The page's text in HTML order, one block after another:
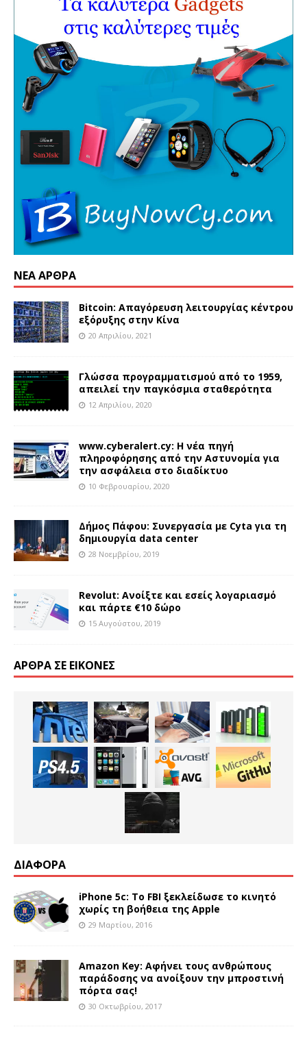
ΝΈΑ ΆΡΘΡΑ
Bitcoin: Απαγόρευση λειτουργίας κέντρου
εξόρυξης στην Κίνα
20 Απριλίου, 2021
Γλώσσα προγραμματισμού από το 1959,
απειλεί την παγκόσμια σταθερότητα
12 Απριλίου, 2020
www.cyberalert.cy: Η νέα πηγή
πληροφόρησης από την Αστυνομία για
την ασφάλεια στο διαδίκτυο
10 Φεβρουαρίου, 2020
Δήμος Πάφου: Συνεργασία με Cyta για τη
δημιουργία data center
28 Νοεμβρίου, 2019
Revolut: Ανοίξτε και εσείς λογαριασμό
και πάρτε €10 δώρο
15 Αυγούστου, 2019
ΆΡΘΡΑ ΣΕ ΕΙΚΌΝΕΣ
ΔΙΑΦΟΡΑ
iPhone 5c: Το FBI ξεκλείδωσε το κινητό
χωρίς τη βοήθεια της Apple
29 Μαρτίου, 2016
Amazon Key: Αφήνει τους ανθρώπους
παράδοσης να ανοίξουν την μπροστινή
πόρτα σας!
30 Οκτωβρίου, 2017